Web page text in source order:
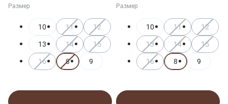
Размер
10 11 12
13 14 15
16 8 9
Размер
10 11 12
13 14 15
16 8 9